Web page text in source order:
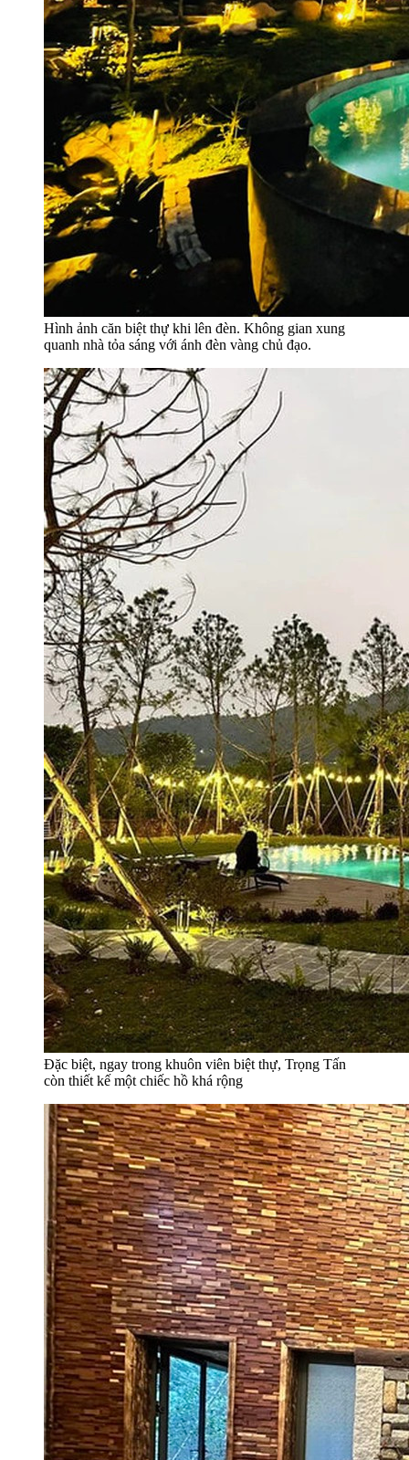
Hình ảnh căn biệt thự khi lên đèn. Không gian xung
quanh nhà tỏa sáng với ánh đèn vàng chủ đạo.
Đặc biệt, ngay trong khuôn viên biệt thự, Trọng Tấn
còn thiết kế một chiếc hồ khá rộng